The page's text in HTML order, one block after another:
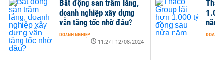
Bất động sản trầm lắng,
doanh nghiệp xây dựng
vẫn tăng tốc nhờ đâu?
DOANH NGHIỆP -
11:27 | 12/08/2024